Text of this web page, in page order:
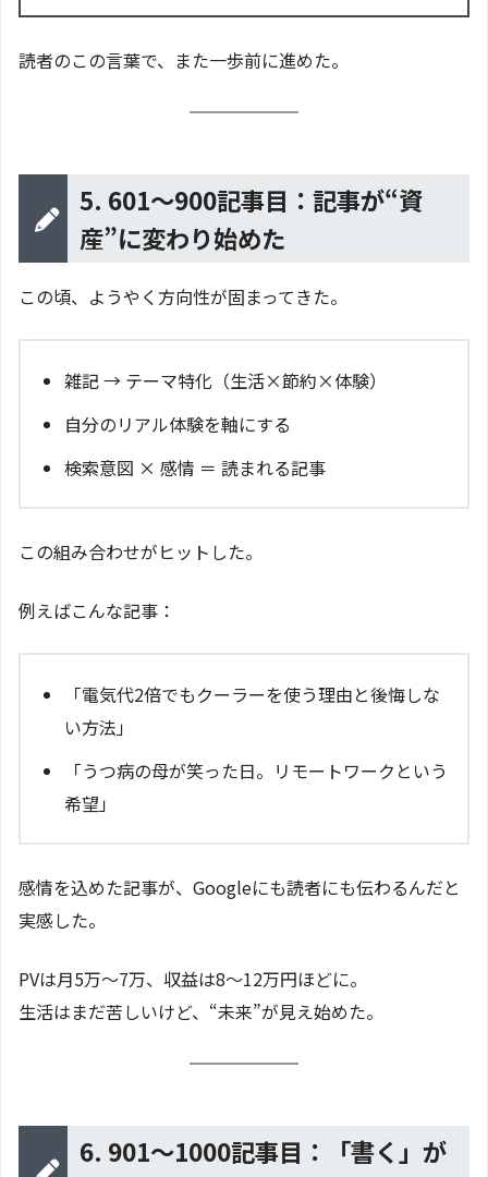
読者のこの言葉で、また一歩前に進めた。
5. 601〜900記事目：記事が“資
産”に変わり始めた
この頃、ようやく方向性が固まってきた。
雑記 → テーマ特化（生活×節約×体験）
自分のリアル体験を軸にする
検索意図 × 感情 ＝ 読まれる記事
この組み合わせがヒットした。
例えばこんな記事：
「電気代2倍でもクーラーを使う理由と後悔しな
い方法」
「うつ病の母が笑った日。リモートワークという
希望」
感情を込めた記事が、Googleにも読者にも伝わるんだと
実感した。
PVは月5万〜7万、収益は8〜12万円ほどに。
生活はまだ苦しいけど、“未来”が見え始めた。
6. 901〜1000記事目：「書く」が